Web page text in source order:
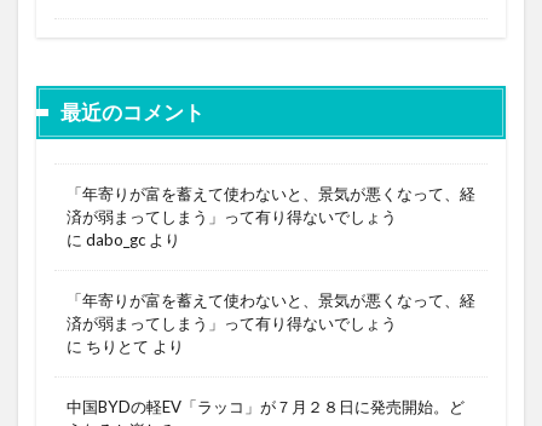
最近のコメント
「年寄りが富を蓄えて使わないと、景気が悪くなって、経
済が弱まってしまう」って有り得ないでしょう
に dabo_gc より
「年寄りが富を蓄えて使わないと、景気が悪くなって、経
済が弱まってしまう」って有り得ないでしょう
に ちりとて より
中国BYDの軽EV「ラッコ」が７月２８日に発売開始。ど